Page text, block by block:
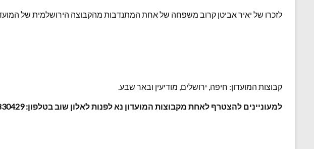
לזכרו של יאיר אביטן קרוב משפחה של אחת המתנדבות מהקבוצה הירושלמית של
קבוצות המועדון: חיפה, ירושלים, מודיעין ובאר שבע.
למעוניינים להצטרף לאחת מקבוצות המועדון נא לפנות לאלון שוב בטלפון: 052-3830429